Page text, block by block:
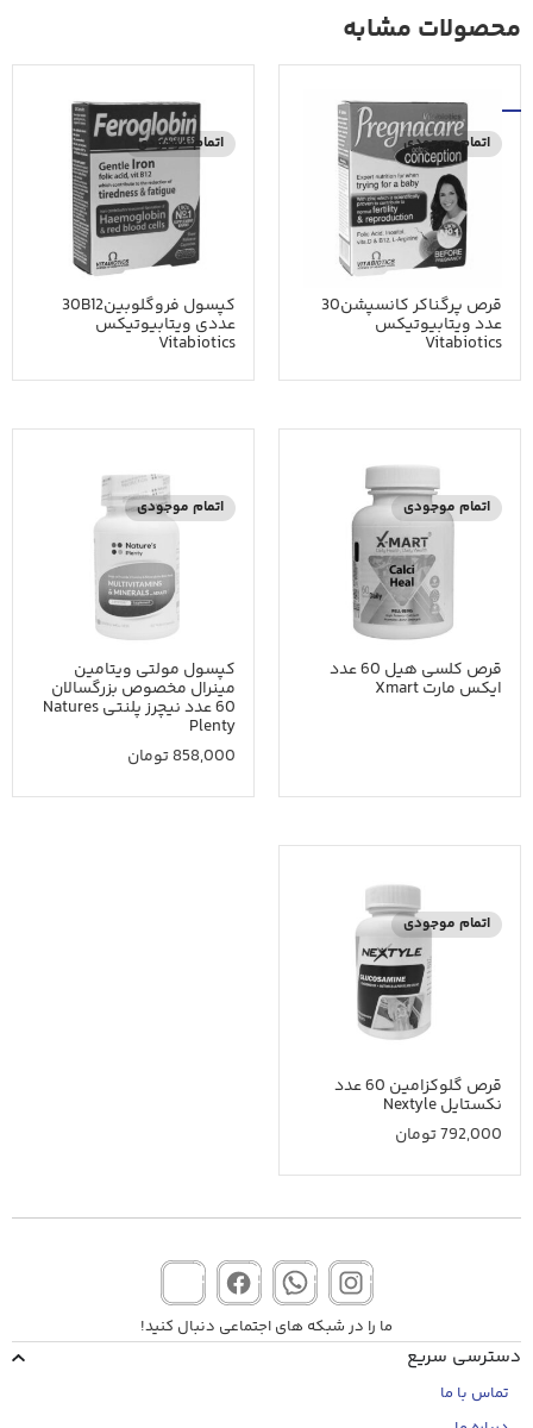
محصولات مشابه
اتمام موجودی
قرص پرگناکر کانسپشن30
عدد ویتابیوتیکس
Vitabiotics
اتمام موجودی
کپسول فروگلوبین30B12
عددی ویتابیوتیکس
Vitabiotics
اتمام موجودی
قرص کلسی هیل 60 عدد
ایکس مارت Xmart
اتمام موجودی
کپسول مولتی ویتامین
مینرال مخصوص بزرگسالان
60 عدد نیچرز پلنتی Natures
Plenty
858,000تومان
اتمام موجودی
قرص گلوکزامین 60 عدد
نکستایل Nextyle
792,000تومان
ما را در شبکه های اجتماعی دنبال کنید!
دسترسی سریع
تماس با ما